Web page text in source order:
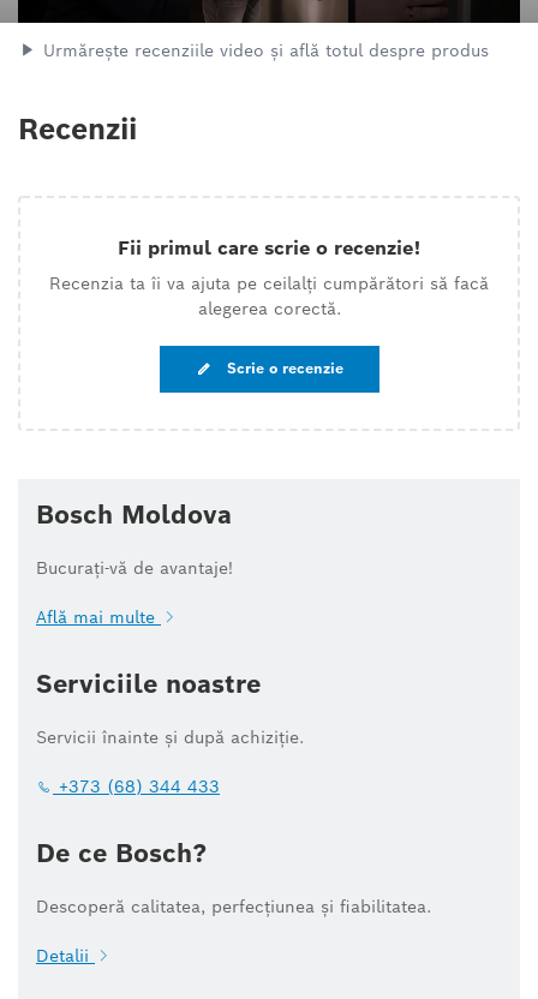
Urmărește recenziile video și află totul despre produs
Recenzii
Fii primul care scrie o recenzie!
Recenzia ta îi va ajuta pe ceilalți cumpărători să facă
alegerea corectă.
Scrie o recenzie
Bosch Moldova
Bucurați-vă de avantaje!
Află mai multe
Serviciile noastre
Servicii înainte și după achiziție.
+373 (68) 344 433
De ce Bosch?
Descoperă calitatea, perfecțiunea și fiabilitatea.
Detalii